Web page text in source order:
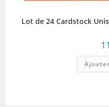
Lot de 24 Cardstock